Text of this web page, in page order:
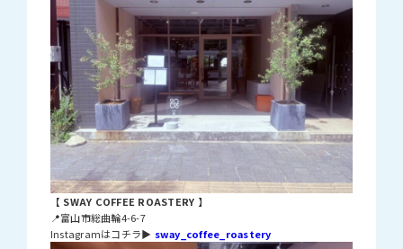
【 SWAY COFFEE ROASTERY 】
📍富山市総曲輪4-6-7
Instagramはコチラ▶ sway_coffee_roastery